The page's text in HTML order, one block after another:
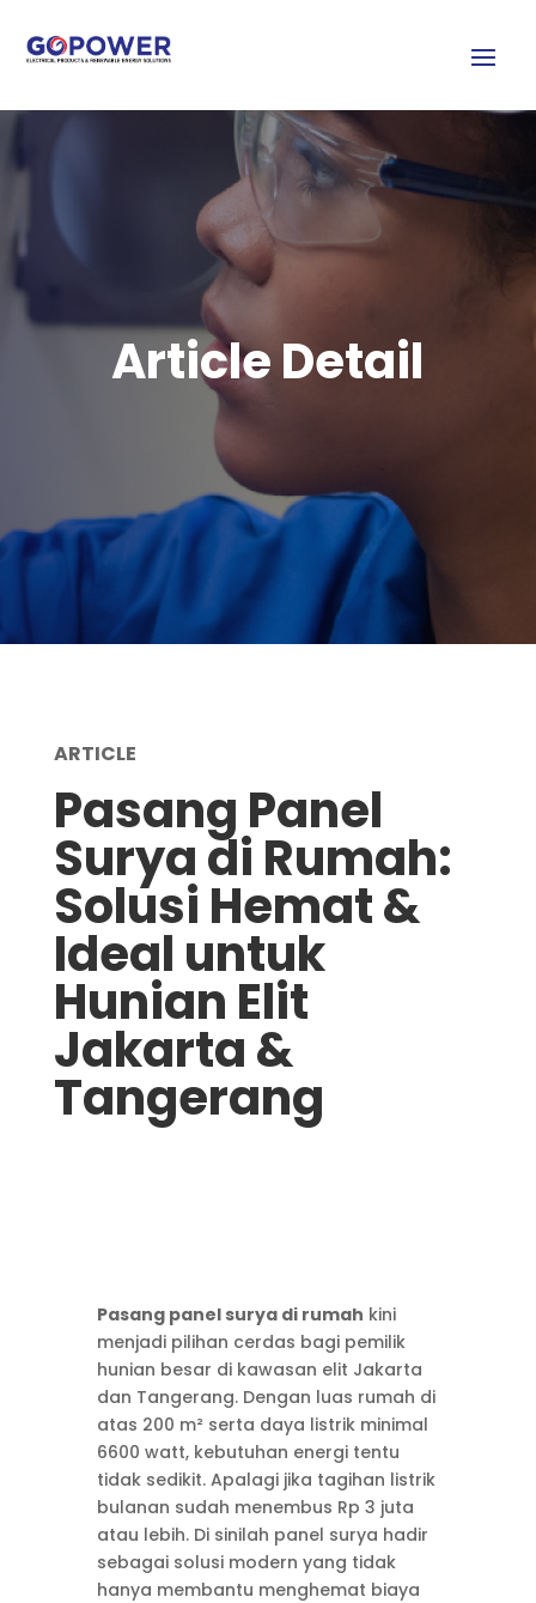
Article Detail
ARTICLE
Pasang Panel
Surya di Rumah:
Solusi Hemat &
Ideal untuk
Hunian Elit
Jakarta &
Tangerang
Pasang panel surya di rumah kini
menjadi pilihan cerdas bagi pemilik
hunian besar di kawasan elit Jakarta
dan Tangerang. Dengan luas rumah di
atas 200 m² serta daya listrik minimal
6600 watt, kebutuhan energi tentu
tidak sedikit. Apalagi jika tagihan listrik
bulanan sudah menembus Rp 3 juta
atau lebih. Di sinilah panel surya hadir
sebagai solusi modern yang tidak
hanya membantu menghemat biaya